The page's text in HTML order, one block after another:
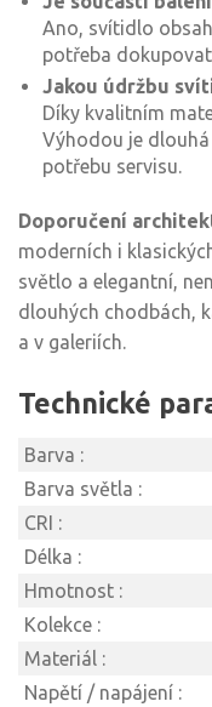
Ano, svítidlo
potřeba
Jakou údržbu
Díky kvalitním
Výhodou je
potřebu servisu.
Doporučení
moderních i
světlo a elegantní,
dlouhých chodbách,
a v galeriích.
Technické
Barva :
Barva světla :
CRI :
Délka :
Hmotnost :
Kolekce :
Materiál :
Napětí / napájení :